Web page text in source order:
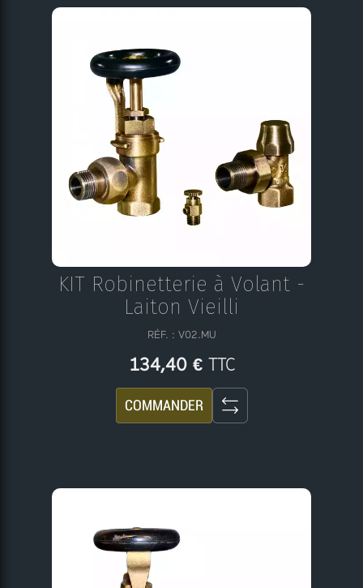
KIT Robinetterie à Volant -
Laiton Vieilli
RÉF. : V02.MU
134,40 € TTC
COMMANDER